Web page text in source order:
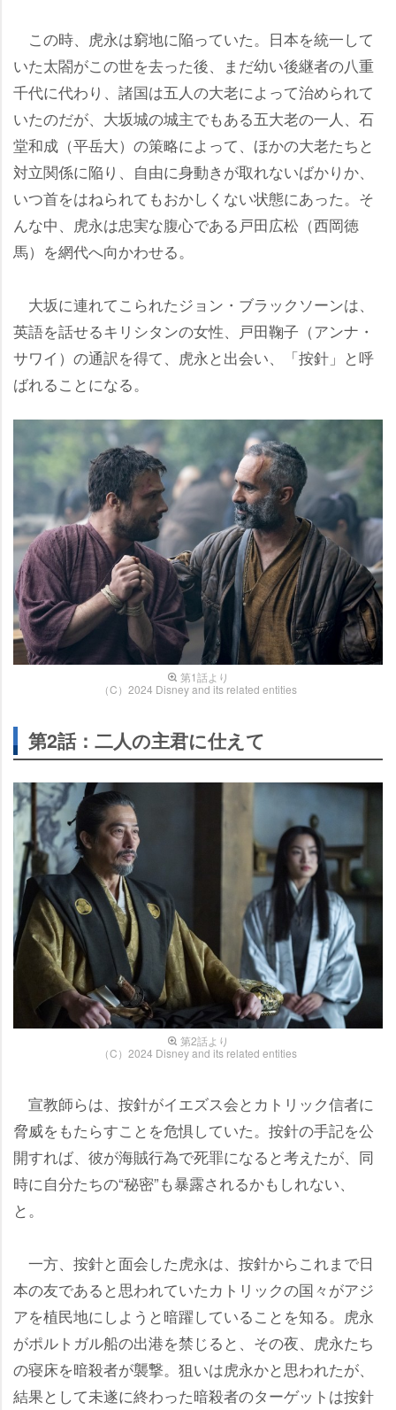
この時、虎永は窮地に陥っていた。日本を統一して
いた太閤がこの世を去った後、まだ幼い後継者の八重
千代に代わり、諸国は五人の大老によって治められて
いたのだが、大坂城の城主でもある五大老の一人、石
堂和成（平岳大）の策略によって、ほかの大老たちと
対立関係に陥り、自由に身動きが取れないばかりか、
いつ首をはねられてもおかしくない状態にあった。そ
んな中、虎永は忠実な腹心である戸田広松（西岡徳
馬）を網代へ向かわせる。
大坂に連れてこられたジョン・ブラックソーンは、
英語を話せるキリシタンの女性、戸田鞠子（アンナ・
サワイ）の通訳を得て、虎永と出会い、「按針」と呼
ばれることになる。
第1話より
（C）2024 Disney and its related entities
第2話：二人の主君に仕えて
第2話より
（C）2024 Disney and its related entities
宣教師らは、按針がイエズス会とカトリック信者に
脅威をもたらすことを危惧していた。按針の手記を公
開すれば、彼が海賊行為で死罪になると考えたが、同
時に自分たちの“秘密”も暴露されるかもしれない、
と。
一方、按針と面会した虎永は、按針からこれまで日
本の友であると思われていたカトリックの国々がアジ
アを植民地にしようと暗躍していることを知る。虎永
がポルトガル船の出港を禁じると、その夜、虎永たち
の寝床を暗殺者が襲撃。狙いは虎永かと思われたが、
結果として未遂に終わった暗殺者のターゲットは按針